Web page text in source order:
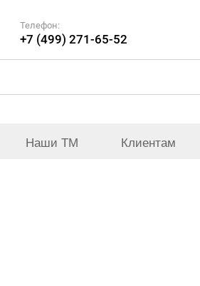
Телефон:
+7 (499) 271-65-52
Наши ТМ Клиентам